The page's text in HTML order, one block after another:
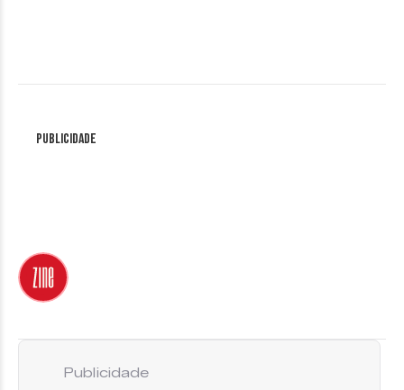
Publicidade
Publicidade